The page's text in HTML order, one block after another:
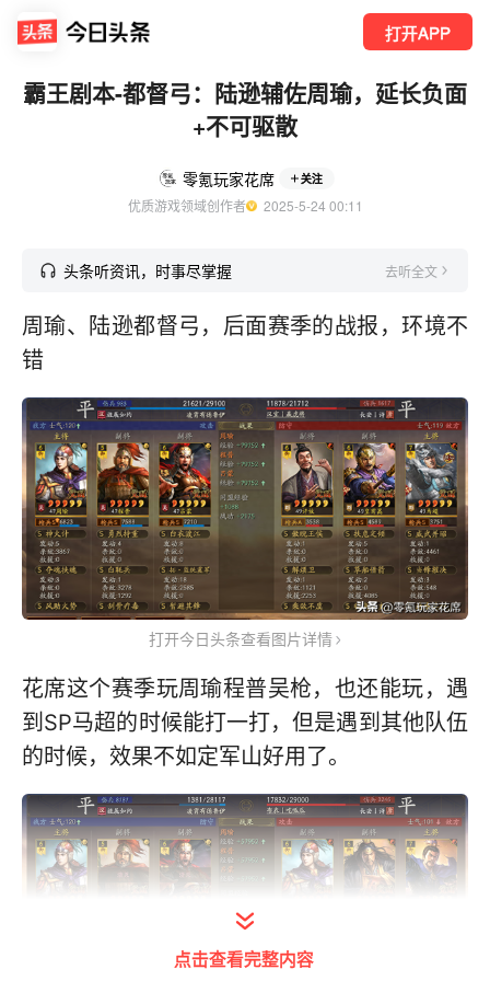
打开APP
霸王剧本-都督弓：陆逊辅佐周瑜，延长负面
+不可驱散
零氪玩家花席 关注
优质游戏领域创作者
  2025-5-24 00:11
头条听资讯，时事尽掌握 去听全文
周瑜、陆逊都督弓，后面赛季的战报，环境不
错
打开今日头条查看图片详情
花席这个赛季玩周瑜程普吴枪，也还能玩，遇
到SP马超的时候能打一打，但是遇到其他队伍
的时候，效果不如定军山好用了。
点击查看完整内容